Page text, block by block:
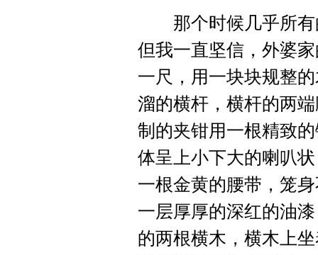
那个时候几乎所有
但我一直坚信，外婆
一尺，用一块块规整
溜的横杆，横杆的两
制的夹钳用一根精致
体呈上小下大的喇叭
一根金黄的腰带，笼
一层厚厚的深红的油
的两根横木，横木上